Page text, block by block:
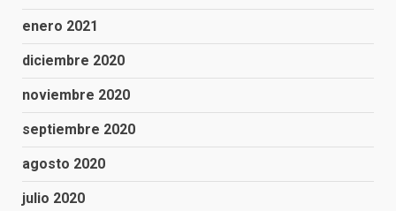
enero 2021
diciembre 2020
noviembre 2020
septiembre 2020
agosto 2020
julio 2020